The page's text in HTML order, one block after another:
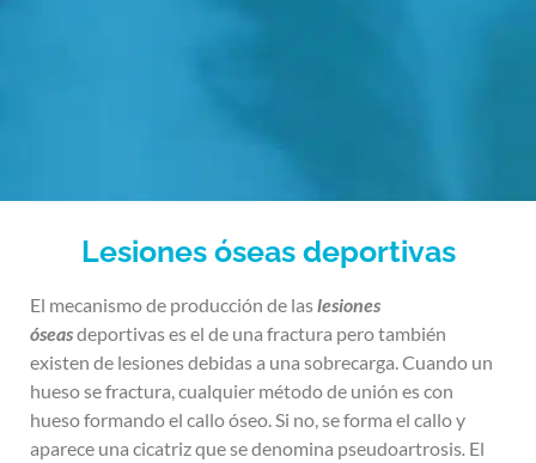
Lesiones óseas deportivas
El mecanismo de producción de laslesiones
óseasdeportivas es el de una fractura pero también
existen de lesiones debidas a una sobrecarga. Cuando un
hueso se fractura, cualquier método de unión es con
hueso formando el callo óseo. Si no, se forma el callo y
aparece una cicatriz que se denomina pseudoartrosis. El